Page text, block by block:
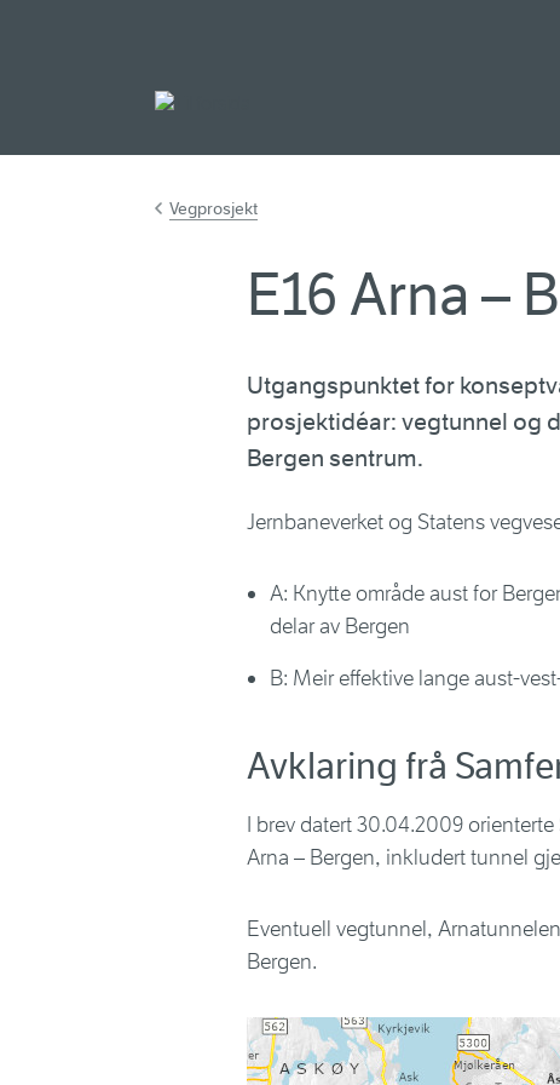
Vegprosjekt
E16 Arna –
Utgangspunktet for
prosjektidéar: vegtunnel og
Bergen sentrum.
Jernbaneverket og Statens
A: Knytte område aust for
delar av Bergen
B: Meir effektive lange aust-
Avklaring frå
I brev datert 30.04.2009
Arna – Bergen, inkludert tunnel
Eventuell vegtunnel,
Bergen.